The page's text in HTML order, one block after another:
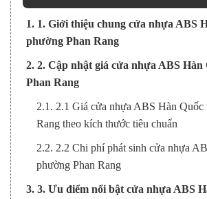
1. 1. Giới thiệu chung cửa nhựa ABS
phường Phan Rang
2. 2. Cập nhật giá cửa nhựa ABS
Phan Rang
2.1. 2.1 Giá cửa nhựa ABS Hàn Quốc
Rang theo kích thước tiêu chuẩn
2.2. 2.2 Chi phí phát sinh cửa nhựa
phường Phan Rang
3. 3. Ưu điểm nổi bật cửa nhựa ABS